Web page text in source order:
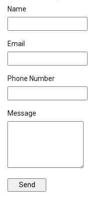
Name
Email
Phone Number
Message